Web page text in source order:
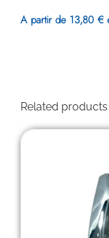
A partir de 13,80 €
Related products